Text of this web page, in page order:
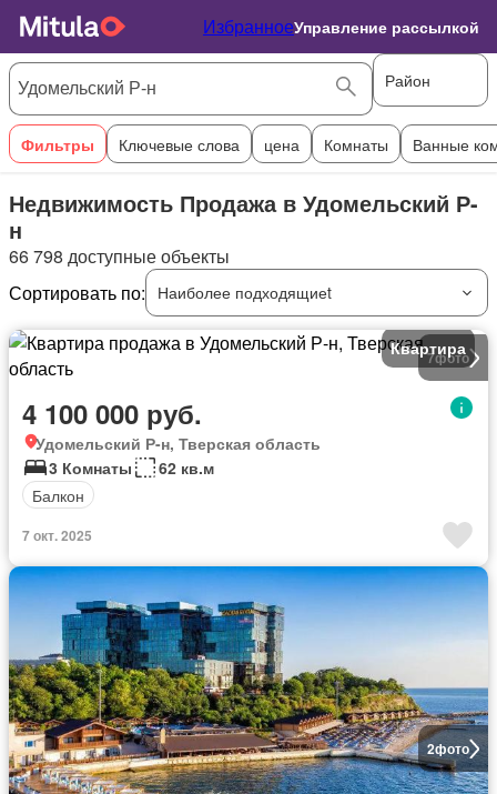
ИзбранноеУправление рассылкой
Район
Фильтры Ключевые слова цена Комнаты Ванные
Недвижимость Продажа в Удомельский Р-
н
66 798 доступные объекты
Сортировать по:
Наиболее подходящиеt
7фото
Квартира
4 100 000 руб.
Удомельский Р-н, Тверская область
3 Комнаты
62 кв.м
Балкон
7 окт. 2025
2фото